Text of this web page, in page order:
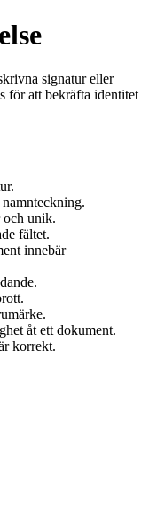
signatur eller
för att bekräfta identitet
och unik.
fältet.
innebär
åt ett dokument.
korrekt.